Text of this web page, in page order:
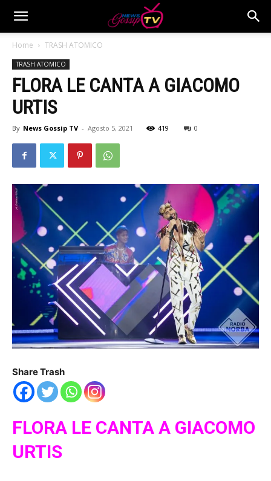
Home TRASH ATOMICO
TRASH ATOMICO
FLORA LE CANTA A GIACOMO
URTIS
By News Gossip TV - Agosto 5, 2021 419 0
Share Trash
FLORA LE CANTA A GIACOMO
URTIS